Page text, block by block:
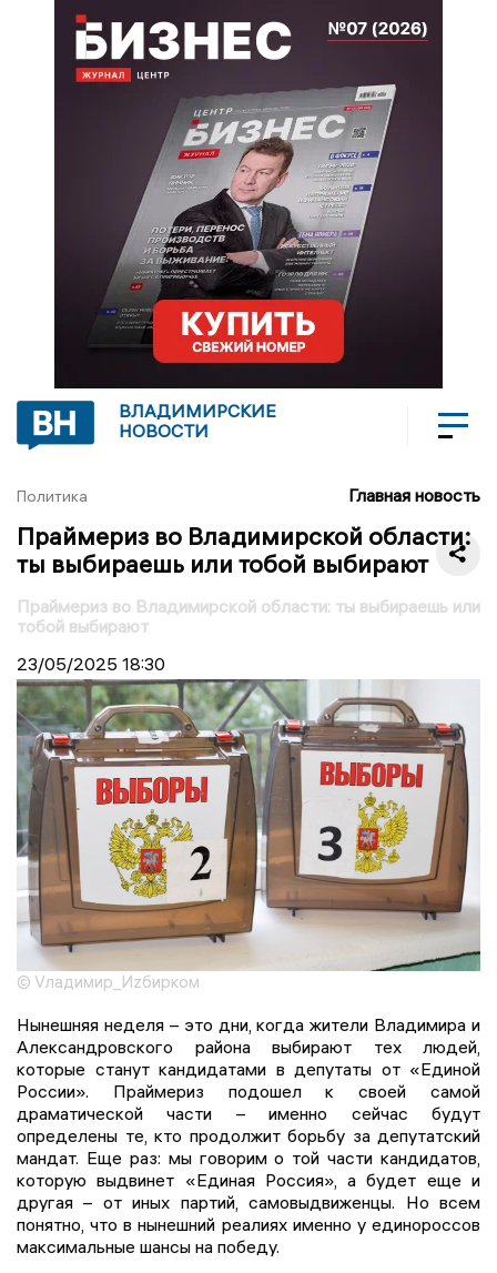
ВЛАДИМИРСКИЕ
НОВОСТИ
Политика Главная новость
Праймериз во Владимирской области:
ты выбираешь или тобой выбирают
Праймериз во Владимирской области: ты выбираешь или
тобой выбирают
23/05/2025 18:30
© Vладимир_Иzбирком
Нынешняя неделя – это дни, когда жители Владимира и
Александровского района выбирают тех людей,
которые станут кандидатами в депутаты от «Единой
России». Праймериз подошел к своей самой
драматической части – именно сейчас будут
определены те, кто продолжит борьбу за депутатский
мандат. Еще раз: мы говорим о той части кандидатов,
которую выдвинет «Единая Россия», а будет еще и
другая – от иных партий, самовыдвиженцы. Но всем
понятно, что в нынешний реалиях именно у единороссов
максимальные шансы на победу.